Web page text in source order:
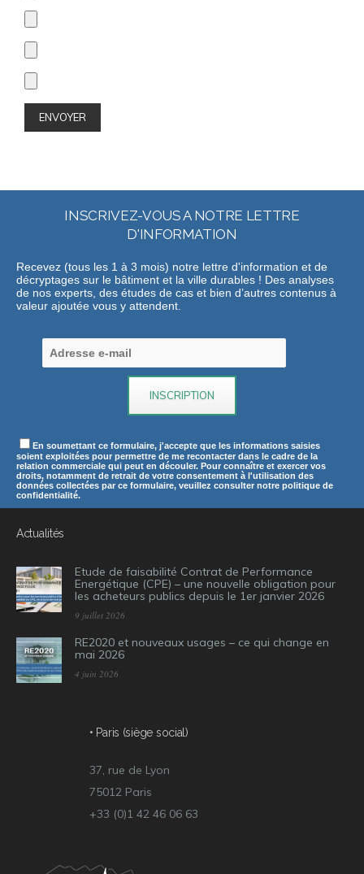
INSCRIVEZ-VOUS A NOTRE LETTRE
D'INFORMATION
Recevez (tous les 1 à 3 mois) notre lettre d'information et de
décryptages sur le bâtiment et la ville durables ! Des analyses
de nos experts, des études de cas et bien d’autres contenus à
valeur ajoutée vous y attendent.
En soumettant ce formulaire, j'accepte que les informations saisies
soient exploitées pour permettre de me recontacter dans le cadre de la
relation commerciale qui peut en découler. Pour connaître et exercer vos
droits, notamment de retrait de votre consentement à l'utilisation des
données collectées par ce formulaire, veuillez consulter notre politique de
confidentialité.
Actualités
Etude de faisabilité Contrat de Performance
Energétique (CPE) – une nouvelle obligation pour
les acheteurs publics depuis le 1er janvier 2026
9 juillet 2026
RE2020 et nouveaux usages – ce qui change en
mai 2026
4 juin 2026
• Paris (siège social)
37, rue de Lyon
75012 Paris
+33 (0)1 42 46 06 63